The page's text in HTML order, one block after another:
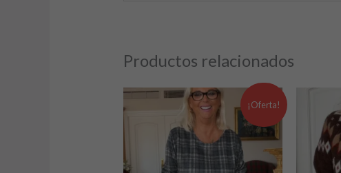
n
Productos relacionados
¡Oferta!
El
precio
original
era:
14,99 €.
El
precio
actual
9,99 €.